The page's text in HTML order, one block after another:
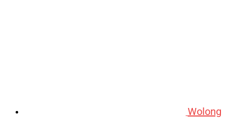
Wolong